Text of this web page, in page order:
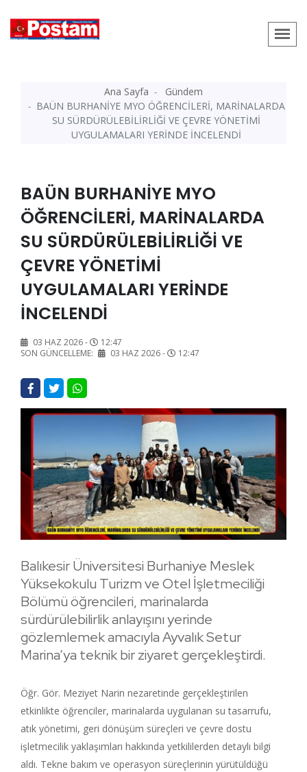
Ana Sayfa
Gündem
BAÜN BURHANİYE MYO ÖĞRENCİLERİ, MARİNALARDA
SU SÜRDÜRÜLEBİLİRLİĞİ VE ÇEVRE YÖNETİMİ
UYGULAMALARI YERİNDE İNCELENDİ
BAÜN BURHANİYE MYO
ÖĞRENCİLERİ, MARİNALARDA
SU SÜRDÜRÜLEBİLİRLİĞİ VE
ÇEVRE YÖNETİMİ
UYGULAMALARI YERİNDE
İNCELENDİ
03 HAZ 2026 -
12:47
SON GÜNCELLEME:
03 HAZ 2026 - 12:47
Balıkesir Üniversitesi Burhaniye Meslek
Yüksekokulu Turizm ve Otel İşletmeciliği
Bölümü öğrencileri, marinalarda
sürdürülebilirlik anlayışını yerinde
gözlemlemek amacıyla Ayvalık Setur
Marina’ya teknik bir ziyaret gerçekleştirdi.
Öğr. Gör. Meziyet Narin nezaretinde gerçekleştirilen
etkinlikte öğrenciler, marinalarda uygulanan su tasarrufu,
atık yönetimi, geri dönüşüm süreçleri ve çevre dostu
işletmecilik yaklaşımları hakkında yetkililerden detaylı bilgi
aldı. Tekne bakım ve operasyon süreçlerinin yürütüldüğü